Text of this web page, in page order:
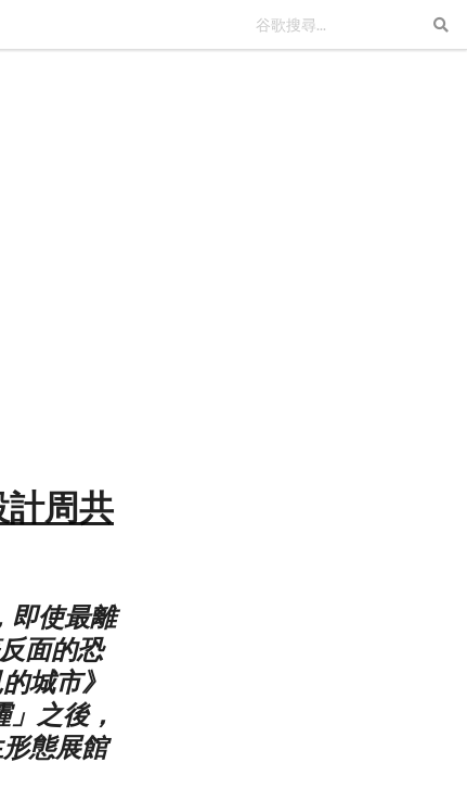
周共
即使最離
面的恐
城市》
之後，
態展館